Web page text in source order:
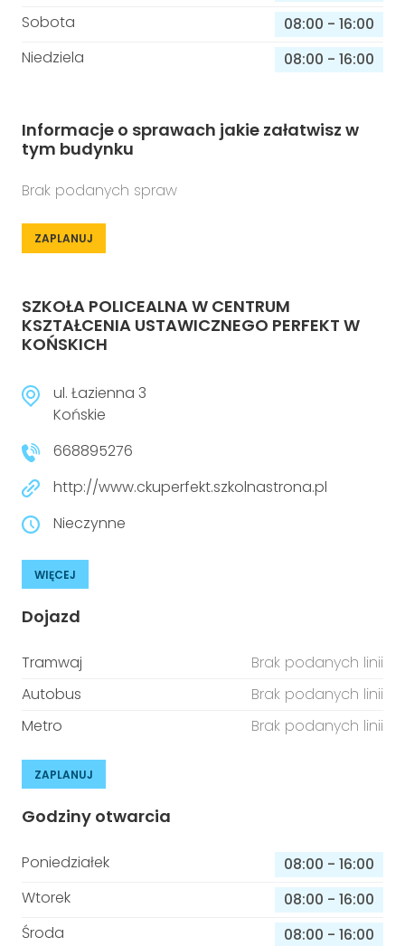
Sobota
08:00 - 16:00
Niedziela
08:00 - 16:00
Informacje o sprawach jakie załatwisz w
tym budynku
Brak podanych spraw
ZAPLANUJ
SZKOŁA POLICEALNA W CENTRUM
KSZTAŁCENIA USTAWICZNEGO PERFEKT W
KOŃSKICH
ul. Łazienna 3
Końskie
668895276
http://www.ckuperfekt.szkolnastrona.pl
Nieczynne
WIĘCEJ
Dojazd
Tramwaj
Brak podanych linii
Autobus
Brak podanych linii
Metro
Brak podanych linii
ZAPLANUJ
Godziny otwarcia
Poniedziałek 08:00 - 16:00
Wtorek
08:00 - 16:00
Środa
08:00 - 16:00